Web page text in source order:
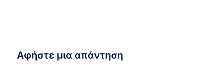
Αφήστε μια απάντηση